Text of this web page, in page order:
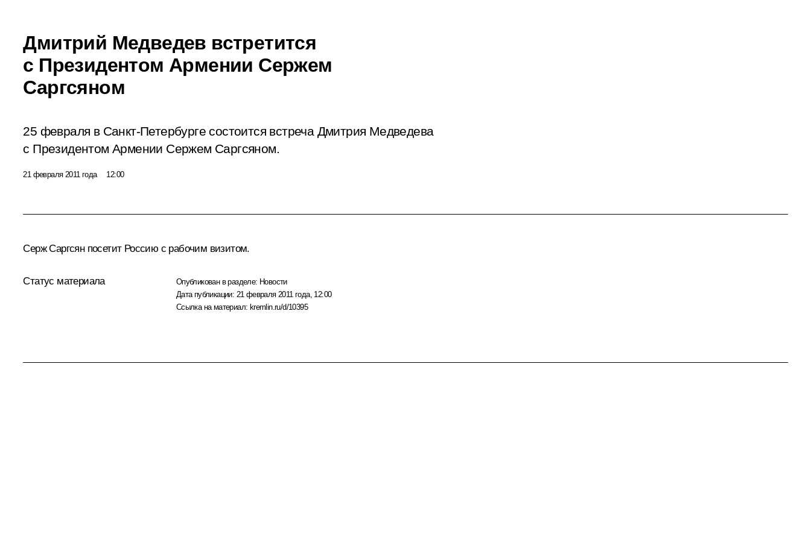
Дмитрий Медведев встретится
с Президентом Армении Сержем
Саргсяном
25 февраля в Санкт-Петербурге состоится встреча Дмитрия Медведева
с Президентом Армении Сержем Саргсяном.
21 февраля 2011 года 12:00
Серж Саргсянпосетит Россию с рабочим визитом.
Статус материала Опубликован в разделе: Новости
Дата публикации: 21 февраля 2011 года, 12:00
Ссылка на материал: kremlin.ru/d/10395